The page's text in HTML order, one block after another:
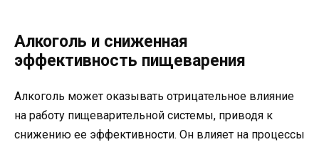
Алкоголь и сниженная
эффективность пищеварения
Алкоголь может оказывать отрицательное влияние
на работу пищеварительной системы, приводя к
снижению ее эффективности. Он влияет на процессы